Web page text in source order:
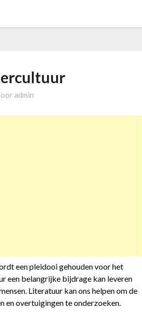
admin
een pleidooi gehouden voor het
een belangrijke bijdrage kan leveren
Literatuur kan ons helpen om de
en overtuigingen te onderzoeken.